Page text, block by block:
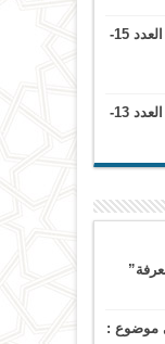
مجلة دراسات مصطلحية العدد 15-
مجلة دراسات مصطلحية العدد 13-
موضوع :